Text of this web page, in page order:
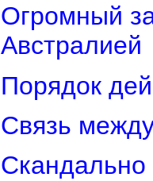
Огромный
Австралией
Порядок
Связь